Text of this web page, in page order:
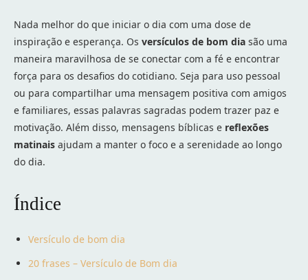
Nada melhor do que iniciar o dia com uma dose de
inspiração e esperança. Os versículos de bom dia são uma
maneira maravilhosa de se conectar com a fé e encontrar
força para os desafios do cotidiano. Seja para uso pessoal
ou para compartilhar uma mensagem positiva com amigos
e familiares, essas palavras sagradas podem trazer paz e
motivação. Além disso, mensagens bíblicas e reflexões
matinais ajudam a manter o foco e a serenidade ao longo
do dia.
Índice
Versículo de bom dia
20 frases – Versículo de Bom dia